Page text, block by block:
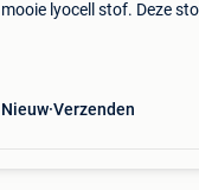
mooie lyocell stof. Deze
Nieuw Verzenden